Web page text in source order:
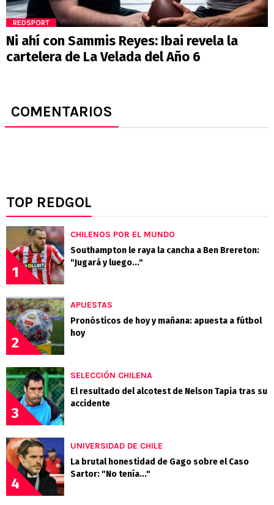
REDSPORT
Ni ahí con Sammis Reyes: Ibai revela la
cartelera de La Velada del Año 6
COMENTARIOS
TOP REDGOL
1
CHILENOS POR EL MUNDO
Southampton le raya la cancha a Ben Brereton:
"Jugará y luego..."
2
APUESTAS
Pronósticos de hoy y mañana: apuesta a fútbol
hoy
3
SELECCIÓN CHILENA
El resultado del alcotest de Nelson Tapia tras su
accidente
4
UNIVERSIDAD DE CHILE
La brutal honestidad de Gago sobre el Caso
Sartor: "No tenía..."